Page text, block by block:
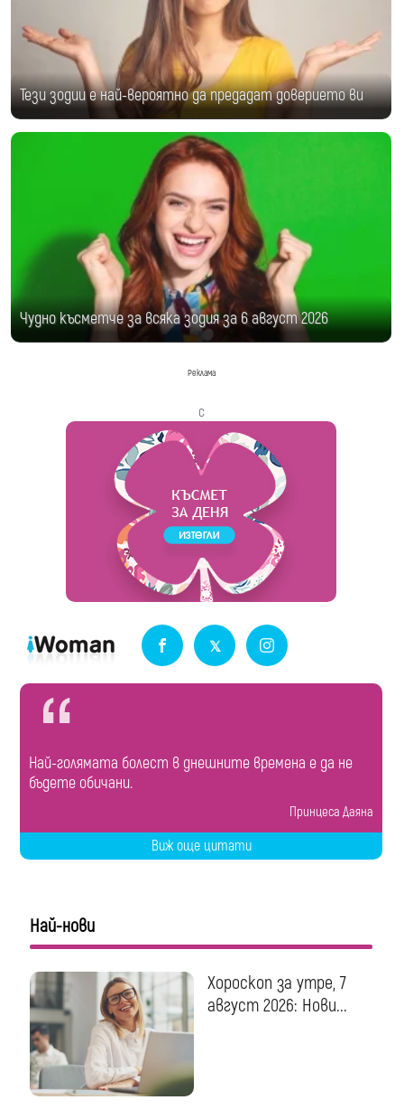
Тези зодии е най-вероятно да предадат доверието ви
Чудно късметче за всяка зодия за 6 август 2026
Реклама
с
Най-голямата болест в днешните времена е да не
бъдете обичани.
Принцеса Даяна
Виж още цитати
Най-нови
Хороскоп за утре, 7
август 2026: Нови...